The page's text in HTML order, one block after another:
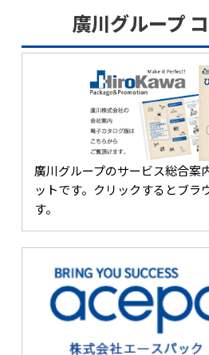
廣川グループ
廣川グループのサービス総合案
ットです。クリックするとブラ
す。